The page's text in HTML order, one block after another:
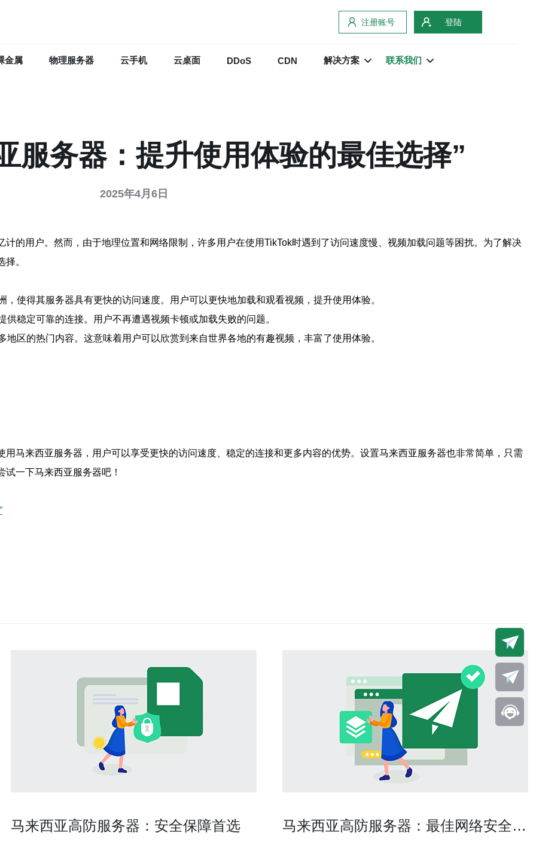
注册账号 登陆
金属 物理服务器 云手机 云桌面 DDoS CDN 解决方案 联系我们
服务器：提升使用体验的最佳选择”
2025年4月6日
的用户。然而，由于地理位置和网络限制，许多用户在使用TikTok时遇到了访问速度慢、视频加载问题等困扰。为了解决
。
使得其服务器具有更快的访问速度。用户可以更快地加载和观看视频，提升使用体验。
稳定可靠的连接。用户不再遭遇视频卡顿或加载失败的问题。
区的热门内容。这意味着用户可以欣赏到来自世界各地的有趣视频，丰富了使用体验。
马来西亚服务器，用户可以享受更快的访问速度、稳定的连接和更多内容的优势。设置马来西亚服务器也非常简单，只需
一下马来西亚服务器吧！
马来西亚高防服务器：安全保障首选
马来西亚高防服务器：最佳网络安全保